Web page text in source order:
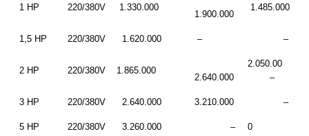
1 HP 220/380V 1.330.000
1.900.000
1.485.000
1,5 HP 220/380V 1.620.000 – –
2 HP 220/380V 1.865.000
2.640.000
2.050.00
–
3 HP 220/380V 2.640.000 3.210.000 –
5 HP 220/380V 3.260.000 – 0